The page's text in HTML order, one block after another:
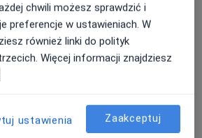
21 lok. 307, 03-982
zniesione wszystkie kryteria a
dostępny dla każdej kobiety w
11 – 13(+6) t.c.
chwili możesz sprawdzić i
preferencje w ustawieniach. W
również linki do polityk
Więcej informacji znajdziesz
ustawienia Zaakceptuj